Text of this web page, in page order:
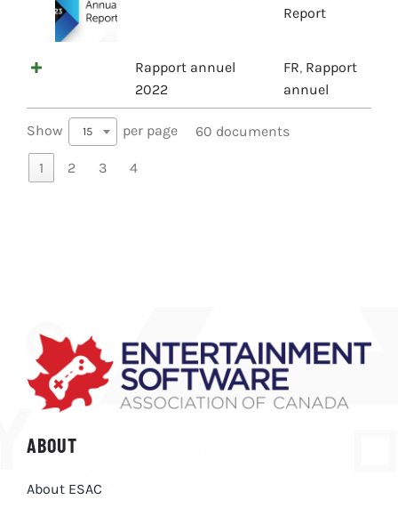
Report
Rapport annuel
2022
FR, Rapport
annuel
Show 15 per page 60 documents
1 2 3 4
ABOUT
About ESAC